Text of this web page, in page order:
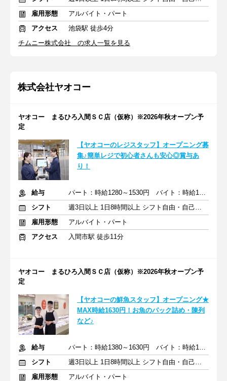
雇用形態
アルバイト・パート
アクセス
池袋駅 徒歩4分
チムニー株式会社 の求人一覧を見る
株式会社ヤオコー
ヤオコー まるひろ入間ＳＣ店（仮称）※2026年秋オープン予
定
【ヤオコーのレジスタッフ】オープニング募
集♪簡単レジで初心者さんも安心◎賞与あ
り！
給与
パート：時給1280～1530円 バイト：時給1141円～
シフト
週3日以上 1日8時間以上 シフト自由・自己申告
雇用形態
アルバイト・パート
アクセス
入間市駅 徒歩11分
ヤオコー まるひろ入間ＳＣ店（仮称）※2026年秋オープン予
定
【ヤオコーの鮮魚スタッフ】オープニング★
MAX時給1630円！お魚のパック詰め・陳列
など♪
給与
パート：時給1380～1630円 バイト：時給1141円～
シフト
週3日以上 1日8時間以上 シフト自由・自己申告
雇用形態
アルバイト・パート